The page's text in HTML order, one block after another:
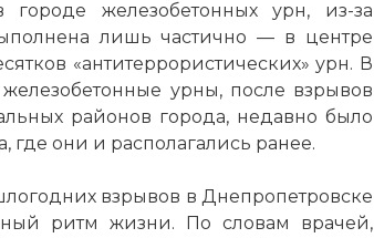
железобетонных урн, из-за
лишь частично — в центре
«антитеррористических» урн. В
урны, после взрывов
районов города, недавно было
где они и располагались ранее.
взрывов в Днепропетровске
ритм жизни. По словам врачей,